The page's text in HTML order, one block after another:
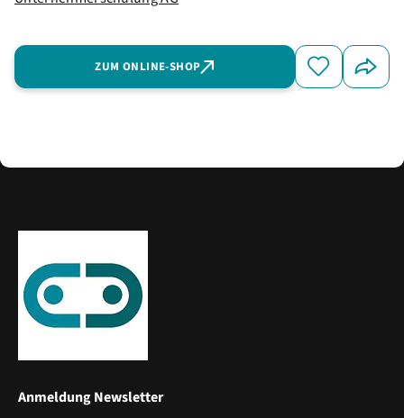
ZUM ONLINE-SHOP
Anmeldung Newsletter